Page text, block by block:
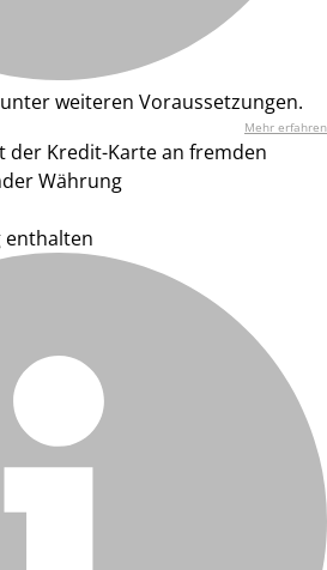
weiteren Voraussetzungen.
Mehr erfahren
der Kredit-Karte an fremden
Währung
enthalten